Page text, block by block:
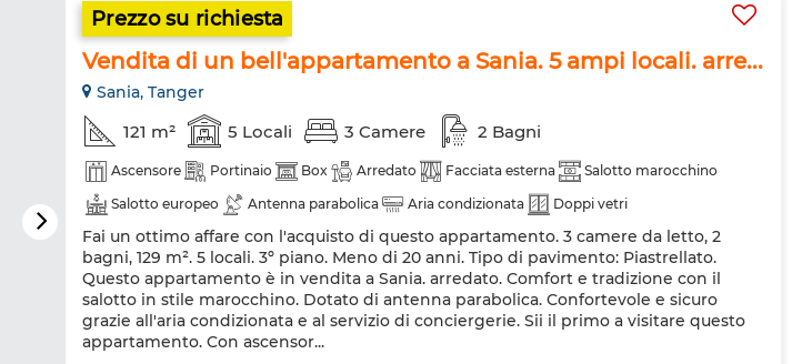
Prezzo su richiesta
Vendita di un bell'appartamento a Sania. 5 ampi locali. arre...
Sania, Tanger
121 m² 5 Locali 3 Camere 2 Bagni
Ascensore Portinaio Box Arredato Facciata esterna
Salotto marocchino
Salotto europeo
Antenna parabolica Aria condizionata
Doppi vetri
Cucina attrezzata
Frigorifero Forno Lavatrice Forno a microonde
Fai un ottimo affare con l'acquisto di questo appartamento. 3 camere da letto, 2
bagni, 129 m². 5 locali. 3º piano. Meno di 20 anni. Tipo di pavimento: Piastrellato.
Questo appartamento è in vendita a Sania. arredato. Comfort e tradizione con il
salotto in stile marocchino. Dotato di antenna parabolica. Confortevole e sicuro
grazie all'aria condizionata e al servizio di conciergerie. Sii il primo a visitare questo
appartamento. Con ascensor...